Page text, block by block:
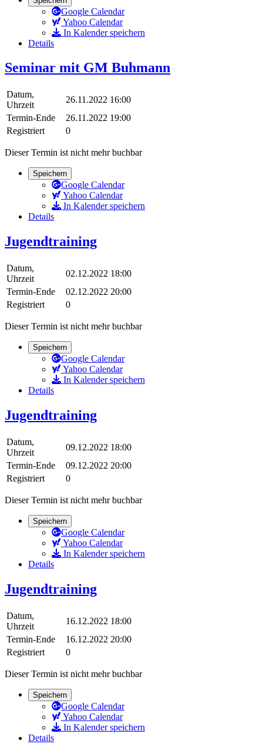
Google Calendar
Yahoo Calendar
In Kalender speichern
Details
Seminar mit GM Buhmann
Datum,
Uhrzeit
26.11.2022 16:00
Termin-Ende
26.11.2022 19:00
Registriert
0
Dieser Termin ist nicht mehr buchbar
Speichern
Google Calendar
Yahoo Calendar
In Kalender speichern
Details
Jugendtraining
Datum,
Uhrzeit
02.12.2022 18:00
Termin-Ende
02.12.2022 20:00
Registriert
0
Dieser Termin ist nicht mehr buchbar
Speichern
Google Calendar
Yahoo Calendar
In Kalender speichern
Details
Jugendtraining
Datum,
Uhrzeit
09.12.2022 18:00
Termin-Ende
09.12.2022 20:00
Registriert
0
Dieser Termin ist nicht mehr buchbar
Speichern
Google Calendar
Yahoo Calendar
In Kalender speichern
Details
Jugendtraining
Datum,
Uhrzeit
16.12.2022 18:00
Termin-Ende
16.12.2022 20:00
Registriert
0
Dieser Termin ist nicht mehr buchbar
Speichern
Google Calendar
Yahoo Calendar
In Kalender speichern
Details